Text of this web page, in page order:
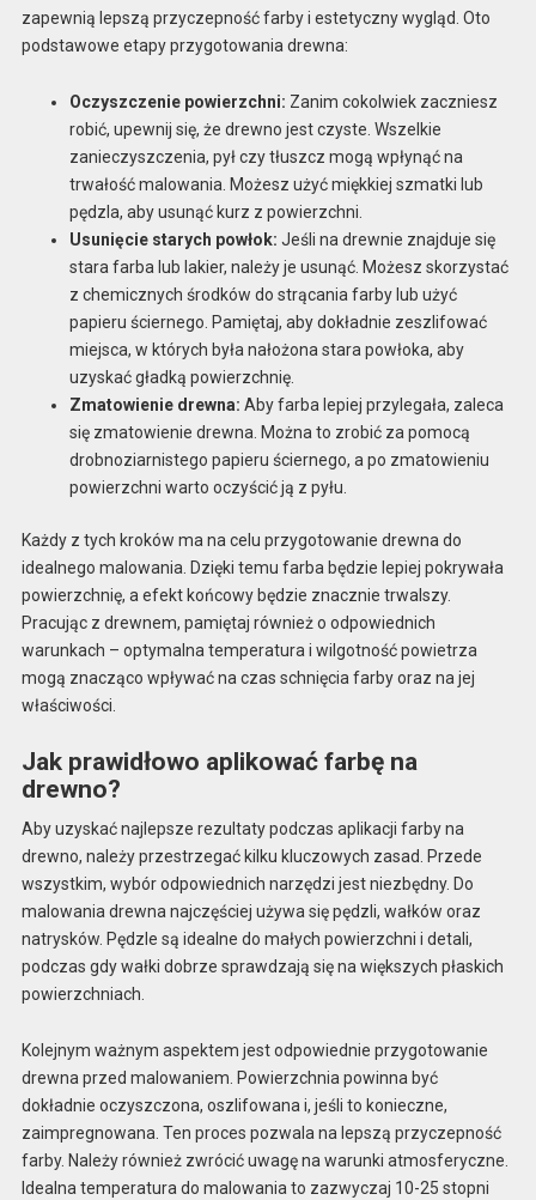
zapewnią lepszą przyczepność farby i estetyczny wygląd. Oto
podstawowe etapy przygotowania drewna:
Oczyszczenie powierzchni: Zanim cokolwiek zaczniesz
robić, upewnij się, że drewno jest czyste. Wszelkie
zanieczyszczenia, pył czy tłuszcz mogą wpłynąć na
trwałość malowania. Możesz użyć miękkiej szmatki lub
pędzla, aby usunąć kurz z powierzchni.
Usunięcie starych powłok: Jeśli na drewnie znajduje się
stara farba lub lakier, należy je usunąć. Możesz skorzystać
z chemicznych środków do strącania farby lub użyć
papieru ściernego. Pamiętaj, aby dokładnie zeszlifować
miejsca, w których była nałożona stara powłoka, aby
uzyskać gładką powierzchnię.
Zmatowienie drewna: Aby farba lepiej przylegała, zaleca
się zmatowienie drewna. Można to zrobić za pomocą
drobnoziarnistego papieru ściernego, a po zmatowieniu
powierzchni warto oczyścić ją z pyłu.
Każdy z tych kroków ma na celu przygotowanie drewna do
idealnego malowania. Dzięki temu farba będzie lepiej pokrywała
powierzchnię, a efekt końcowy będzie znacznie trwalszy.
Pracując z drewnem, pamiętaj również o odpowiednich
warunkach – optymalna temperatura i wilgotność powietrza
mogą znacząco wpływać na czas schnięcia farby oraz na jej
właściwości.
Jak prawidłowo aplikować farbę na
drewno?
Aby uzyskać najlepsze rezultaty podczas aplikacji farby na
drewno, należy przestrzegać kilku kluczowych zasad. Przede
wszystkim, wybór odpowiednich narzędzi jest niezbędny. Do
malowania drewna najczęściej używa się pędzli, wałków oraz
natrysków. Pędzle są idealne do małych powierzchni i detali,
podczas gdy wałki dobrze sprawdzają się na większych płaskich
powierzchniach.
Kolejnym ważnym aspektem jest odpowiednie przygotowanie
drewna przed malowaniem. Powierzchnia powinna być
dokładnie oczyszczona, oszlifowana i, jeśli to konieczne,
zaimpregnowana. Ten proces pozwala na lepszą przyczepność
farby. Należy również zwrócić uwagę na warunki atmosferyczne.
Idealna temperatura do malowania to zazwyczaj 10-25 stopni